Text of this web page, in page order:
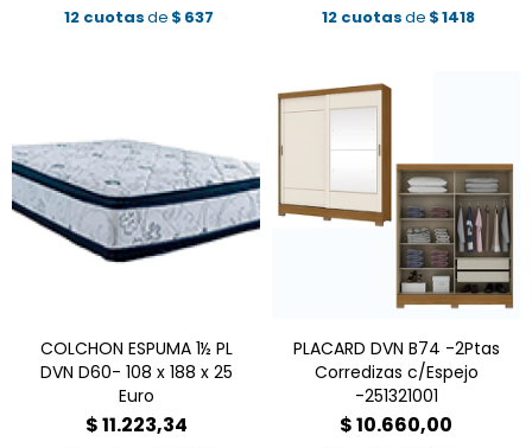
12 cuotasde $ 637 12 cuotasde $1418
COLCHON ESPUMA 1½ PL
DVN D60- 108 x 188 x 25
Euro
$11.223,34
PLACARD DVN B74 -2Ptas
Corredizas c/Espejo
-251321001
$10.660,00